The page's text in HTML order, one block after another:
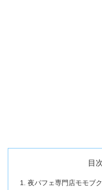
目
夜パフェ専門店モモブ